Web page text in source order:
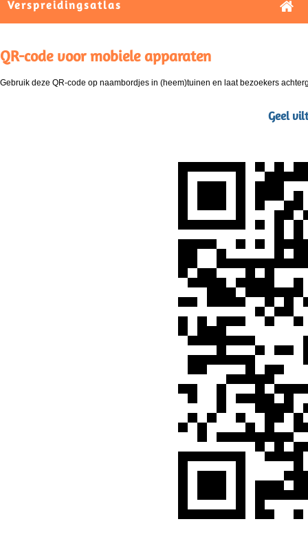
Verspreidingsatlas
QR-code voor mobiele apparaten
Gebruik deze QR-code op naambordjes in (heem)tuinen en laat bezoekers
Geel